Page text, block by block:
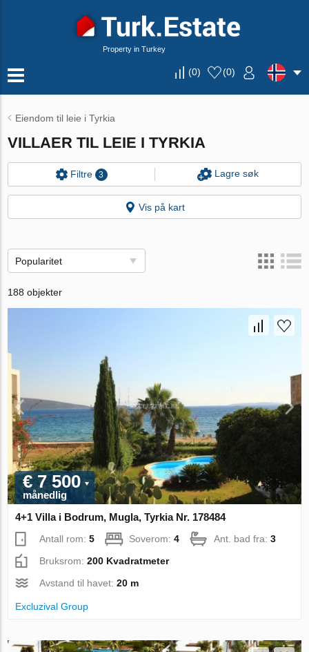
Property in Turkey
(0) (0)
Eiendom til leie i Tyrkia
VILLAER TIL LEIE I TYRKIA
Filtre 3 Lagre søk
Vis på kart
Popularitet
188 objekter
€ 7 500
månedlig
4+1 Villa i Bodrum, Mugla, Tyrkia Nr. 178484
Antall rom:5 Soverom:4 Ant. bad fra:3
Bruksrom:200 Kvadratmeter
Avstand til havet:20 m
Excluzival Group